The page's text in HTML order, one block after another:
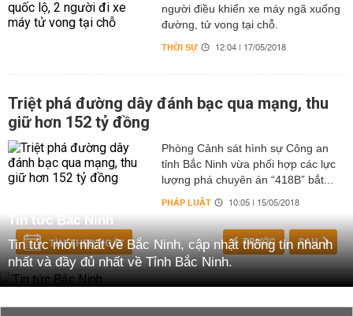
người điều khiển xe máy ngã xuống
đường, tử vong tại chỗ.
THỜI SỰ 12:04 | 17/05/2018
Triệt phá đường dây đánh bạc qua mạng, thu
giữ hơn 152 tỷ đồng
Phòng Cảnh sát hình sự Công an
tỉnh Bắc Ninh vừa phối hợp các lực
lượng phá chuyên án “418B” bắt...
PHÁP LUẬT 10:05 | 15/05/2018
TÌM THEO NGÀY TRƯỚC SAU
Tin tức Bắc Ninh
Tin tức mới nhất về Bắc Ninh, cập nhật thông tin nhanh
nhất và đầy đủ nhất về Tỉnh Bắc Ninh.